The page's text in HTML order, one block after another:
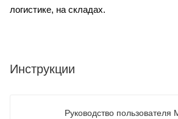
логистике, на складах.
Инструкции
Руководство пользователя